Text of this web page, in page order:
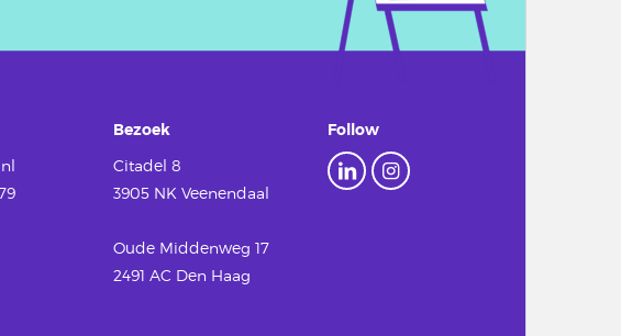
Bezoek
Citadel 8
3905 NK Veenendaal
Oude Middenweg 17
2491 AC Den Haag
Follow